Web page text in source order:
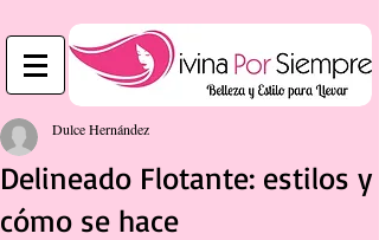
Delineado Flotante: estilos y
cómo se hace
Dulce Hernández